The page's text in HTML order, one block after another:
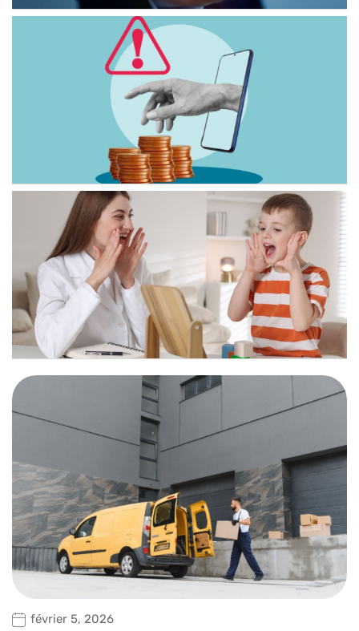
février 5, 2026